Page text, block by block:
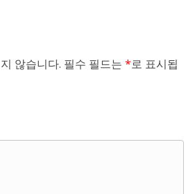
않습니다. 필수 필드는 *로 표시됩